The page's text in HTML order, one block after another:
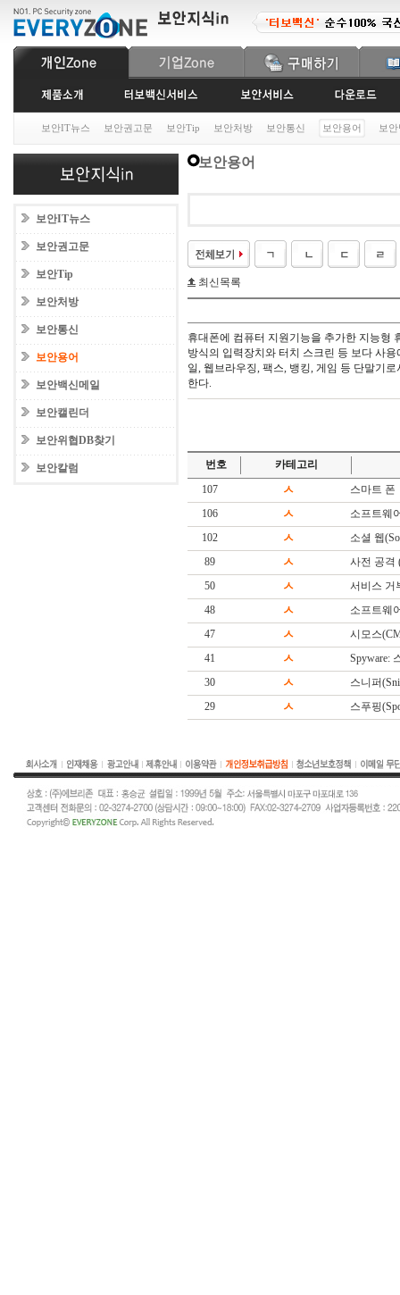
보안IT뉴스 보안권고문 보안Tip 보안처방 보안통신 보안용어 보
보안IT뉴스
보안권고문
보안Tip
보안처방
보안통신
보안용어
보안백신메일
보안캘린더
보안위협DB찾기
보안칼럼
보안용어
최신목록
휴대폰에 컴퓨터 지원기능을 추가한 지능형
방식의 입력장치와 터치 스크린 등 보다 사
일, 웹브라우징, 팩스, 뱅킹, 게임 등 단말기
한다.
번호
카테고리
107
ㅅ
스마트 폰
106
ㅅ
소프트웨
102
ㅅ
소셜 웹
89
ㅅ
사전 공격
50
ㅅ
서비스 거
48
ㅅ
소프트웨
47
ㅅ
시모스
41
ㅅ
Spyware:
30
ㅅ
스니퍼
29
ㅅ 스푸핑